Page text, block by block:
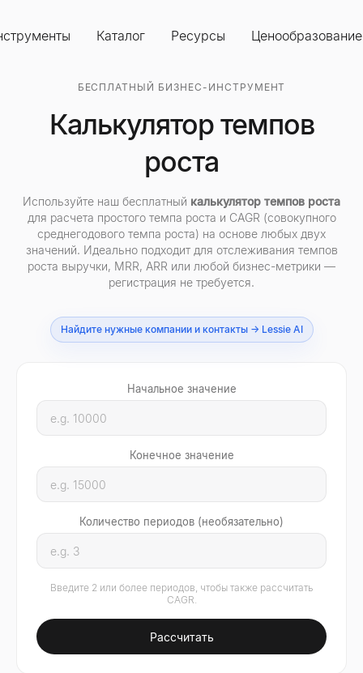
Каталог Ресурсы Ценообразование
БЕСПЛАТНЫЙ БИЗНЕС-ИНСТРУМЕНТ
Калькулятор темпов
роста
Используйте наш бесплатный калькулятор темпов роста
для расчета простого темпа роста и CAGR (совокупного
среднегодового темпа роста) на основе любых двух
значений. Идеально подходит для отслеживания темпов
роста выручки, MRR, ARR или любой бизнес-метрики —
регистрация не требуется.
Найдите нужные компании и контакты → Lessie AI
Начальное значение
Конечное значение
Количество периодов (необязательно)
Введите 2 или более периодов, чтобы также рассчитать
CAGR.
Рассчитать